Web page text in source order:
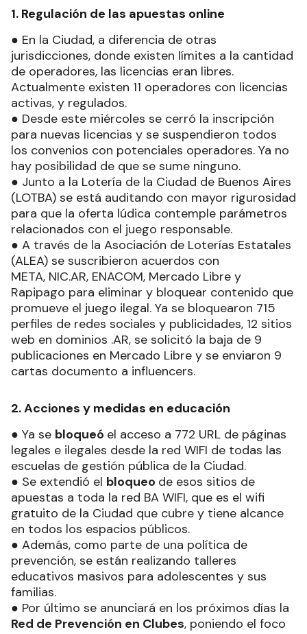
1. Regulación de las apuestas online
● En la Ciudad, a diferencia de otras
jurisdicciones, donde existen límites a la cantidad
de operadores, las licencias eran libres.
Actualmente existen 11 operadores con licencias
activas, y regulados.
● Desde este miércoles se cerró la inscripción
para nuevas licencias y se suspendieron todos
los convenios con potenciales operadores. Ya no
hay posibilidad de que se sume ninguno.
● Junto a la Lotería de la Ciudad de Buenos Aires
(LOTBA) se está auditando con mayor rigurosidad
para que la oferta lúdica contemple parámetros
relacionados con el juego responsable.
● A través de la Asociación de Loterías Estatales
(ALEA) se suscribieron acuerdos con
META, NIC.AR, ENACOM, Mercado Libre y
Rapipago para eliminar y bloquear contenido que
promueve el juego ilegal. Ya se bloquearon 715
perfiles de redes sociales y publicidades, 12 sitios
web en dominios .AR, se solicitó la baja de 9
publicaciones en Mercado Libre y se enviaron 9
cartas documento a influencers.
2. Acciones y medidas en educación
● Ya se bloqueó el acceso a 772 URL de páginas
legales e ilegales desde la red WIFI de todas las
escuelas de gestión pública de la Ciudad.
● Se extendió el bloqueo de esos sitios de
apuestas a toda la red BA WIFI, que es el wifi
gratuito de la Ciudad que cubre y tiene alcance
en todos los espacios públicos.
● Además, como parte de una política de
prevención, se están realizando talleres
educativos masivos para adolescentes y sus
familias.
● Por último se anunciará en los próximos días la
Red de Prevención en Clubes, poniendo el foco